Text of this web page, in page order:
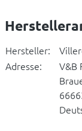
Hersteller:
Adresse:
V&B